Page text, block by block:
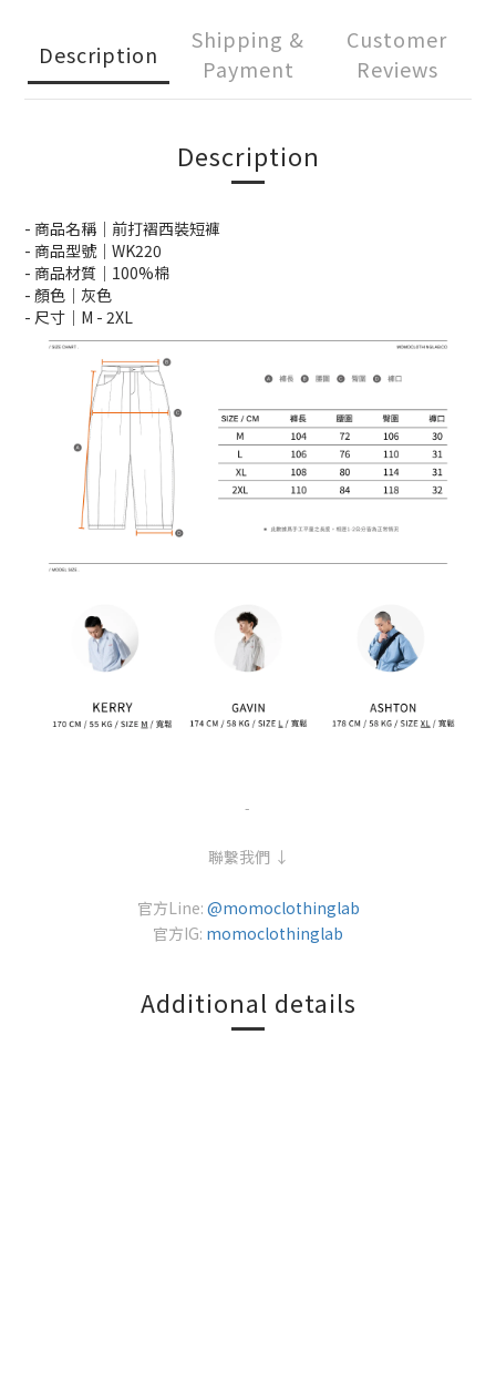
Description
Shipping &
Payment
Customer
Reviews
Description
- 商品名稱｜前打褶西裝短褲
- 商品型號｜WK220
- 商品材質｜100%棉
- 顏色｜灰色
- 尺寸｜M - 2XL
-
聯繫我們 ↓
官方Line: @momoclothinglab
官方IG: momoclothinglab
Additional details